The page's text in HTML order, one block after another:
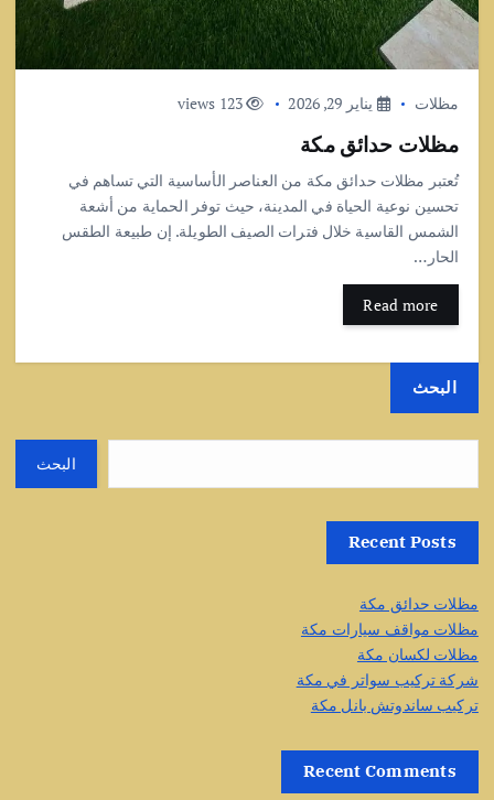
مظلات يناير 29, 2026 123 views
مظلات حدائق مكة
تُعتبر مظلات حدائق مكة من العناصر الأساسية التي تساهم في
تحسين نوعية الحياة في المدينة، حيث توفر الحماية من أشعة
الشمس القاسية خلال فترات الصيف الطويلة. إن طبيعة الطقس
الحار…
Read more
البحث
البحث
Recent Posts
مظلات حدائق مكة
مظلات مواقف سيارات مكة
مظلات لكسان مكة
شركة تركيب سواتر في مكة
تركيب ساندوتش بانل مكة
Recent Comments